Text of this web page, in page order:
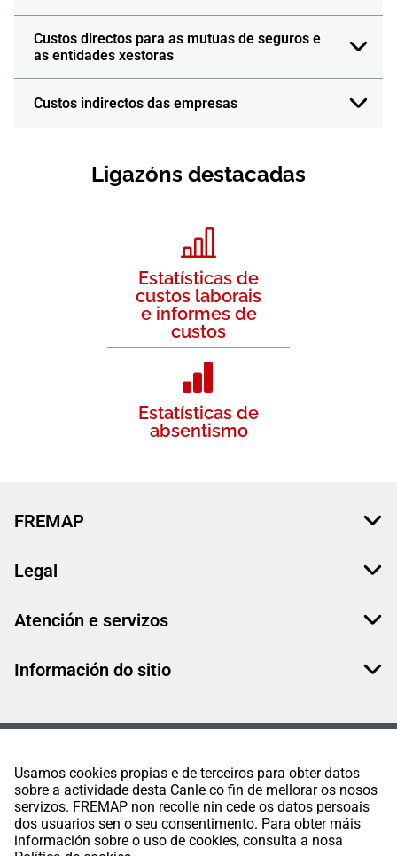
Usamos cookies propias e de terceiros para obter datos
sobre a actividade desta Canle co fin de mellorar os nosos
servizos. FREMAP non recolle nin cede os datos persoais
dos usuarios sen o seu consentimento. Para obter máis
información sobre o uso de cookies, consulta a nosa
Custos directos para as mutuas de seguros e
as entidades xestoras
Custos indirectos das empresas
Ligazóns destacadas
Estatísticas de
custos laborais
e informes de
custos
Estatísticas de
absentismo
FREMAP
Legal
Atención e servizos
Información do sitio